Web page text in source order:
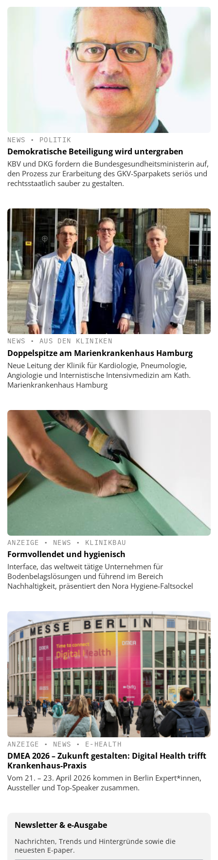
NEWS • POLITIK
Demokratische Beteiligung wird untergraben
KBV und DKG fordern die Bundesgesundheitsministerin auf,
den Prozess zur Erarbeitung des GKV-Sparpakets seriös und
rechtsstaatlich sauber zu gestalten.
NEWS • AUS DEN KLINIKEN
Doppelspitze am Marienkrankenhaus Hamburg
Neue Leitung der Klinik für Kardiologie, Pneumologie,
Angiologie und Internistische Intensivmedizin am Kath.
Marienkrankenhaus Hamburg
ANZEIGE • NEWS • KLINIKBAU
Formvollendet und hygienisch
Interface, das weltweit tätige Unternehmen für
Bodenbelagslösungen und führend im Bereich
Nachhaltigkeit, präsentiert den Nora Hygiene-Faltsockel
ANZEIGE • NEWS • E-HEALTH
DMEA 2026 – Zukunft gestalten: Digital Health trifft
Krankenhaus-Praxis
Vom 21. – 23. April 2026 kommen in Berlin Expert*innen,
Aussteller und Top-Speaker zusammen.
Newsletter & e-Ausgabe
Nachrichten, Trends und Hintergründe sowie die
neuesten E-paper.